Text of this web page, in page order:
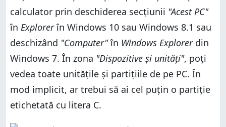
calculator prin deschiderea secțiunii "Acest PC"
în Explorerîn Windows 10 sau Windows 8.1 sau
deschizând "Computer"în Windows Explorerdin
Windows 7. În zona "Dispozitive și unități", poți
vedea toate unitățile și partițiile de pe PC. În
mod implicit, ar trebui să ai cel puțin o partiție
etichetată cu litera C.